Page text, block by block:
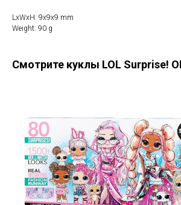
LxWxH: 9x9x9 mm
Weight: 90 g
Смотрите куклы LOL Surprise!